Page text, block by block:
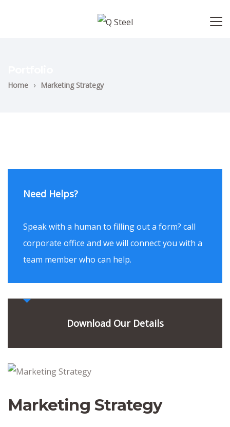
Home › Marketing Strategy
Marketing Strategy
Need Helps?
Speak with a human to filling out a form? call
corporate office and we will connect you with a
team member who can help.
Download Our Details